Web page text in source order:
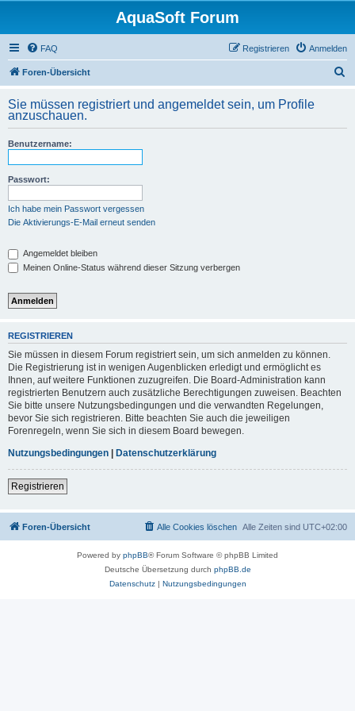
AquaSoft Forum
FAQ Anmelden
Registrieren
Foren-Übersicht
h
Sie müssen registriert und angemeldet sein, um Profile
anzuschauen.
Benutzername:
Passwort:
Ich habe mein Passwort vergessen
Die Aktivierungs-E-Mail erneut senden
Angemeldet bleiben
Meinen Online-Status während dieser Sitzung verbergen
REGISTRIEREN
Sie müssen in diesem Forum registriert sein, um sich anmelden zu können.
Die Registrierung ist in wenigen Augenblicken erledigt und ermöglicht es
Ihnen, auf weitere Funktionen zuzugreifen. Die Board-Administration kann
registrierten Benutzern auch zusätzliche Berechtigungen zuweisen. Beachten
Sie bitte unsere Nutzungsbedingungen und die verwandten Regelungen,
bevor Sie sich registrieren. Bitte beachten Sie auch die jeweiligen
Forenregeln, wenn Sie sich in diesem Board bewegen.
Nutzungsbedingungen | Datenschutzerklärung
Registrieren
Foren-Übersicht Alle Zeiten sind UTC+02:00
Alle Cookies löschen
Powered by phpBB® Forum Software © phpBB Limited
Deutsche Übersetzung durch phpBB.de
Datenschutz| Nutzungsbedingungen